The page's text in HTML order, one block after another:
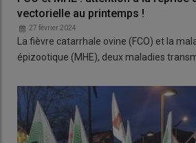
vectorielle au printemps !
27 février 2024
La fièvre catarrhale ovine (FCO) et la
épizootique (MHE), deux maladies